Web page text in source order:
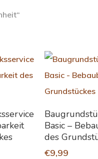
In Den
Basic –
des
€9,99